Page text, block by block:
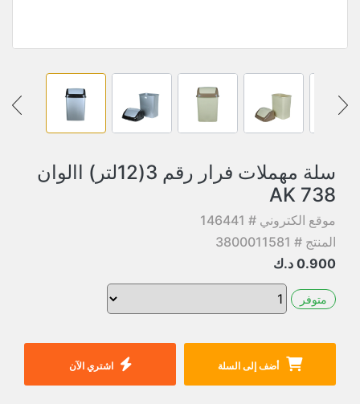
سلة مهملات فرار رقم 3(12لتر) االوان
AK 738
موقع الكتروني # 146441
المنتج # 3800011581
0.900 د.ك
متوفر
أضف إلى السلة اشتري الآن